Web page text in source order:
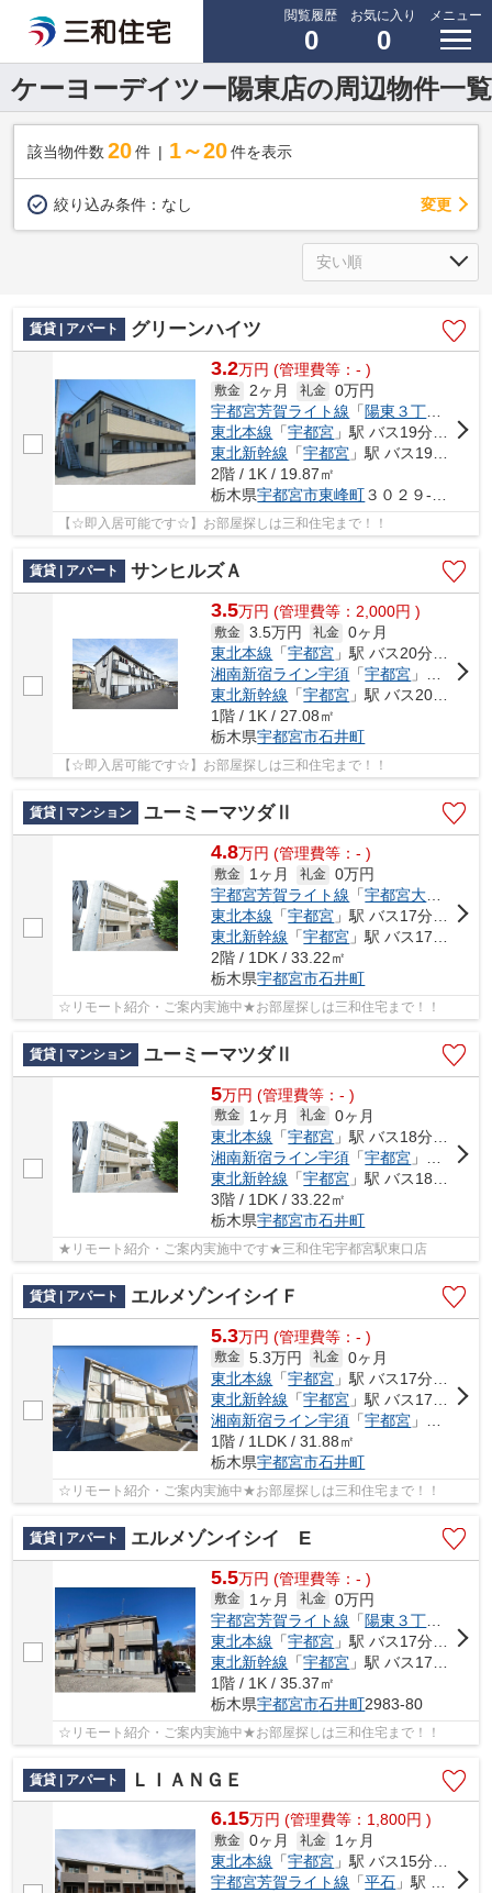
閲覧履歴
0
お気に入り
0
メニュー
ケーヨーデイツー陽東店の周辺物件一覧
該当物件数 20件 1～20 件を表示
絞り込み条件： なし 変更
賃貸 | アパート グリーンハイツ
3.2万円 (管理費等：- )
敷金 2ヶ月 礼金 0万円
宇都宮芳賀ライト線 「陽東３丁目
東北本線 「宇都宮 」駅 バス19分 「こえご」 停歩4分
東北新幹線 「宇都宮 」駅 バス19分 「こえご」 停歩4分
2階 / 1K / 19.87㎡
栃木県宇都宮市東峰町３０２９-１２８
【☆即入居可能です☆】お部屋探しは三和住宅まで！！
賃貸 | アパート サンヒルズＡ
3.5万円 (管理費等：2,000円 )
敷金 3.5万円 礼金 0ヶ月
東北本線 「宇都宮 」駅 バス20分 「岡新田」 停歩5分
湘南新宿ライン宇須 「宇都宮 」駅 バス20分 「岡新田」 停歩5分
東北新幹線 「宇都宮 」駅 バス20分 「岡新田」 停歩5分
1階 / 1K / 27.08㎡
栃木県宇都宮市石井町
【☆即入居可能です☆】お部屋探しは三和住宅まで！！
賃貸 | マンション ユーミーマツダⅡ
4.8万円 (管理費等：- )
敷金 1ヶ月 礼金 0万円
宇都宮芳賀ライト線 「宇都宮大学陽東キャンパス
東北本線 「宇都宮 」駅 バス17分 「工学部前（栃木県）」 停歩12分
東北新幹線 「宇都宮 」駅 バス17分 「工学部前（栃木県）」 停歩12分
2階 / 1DK / 33.22㎡
栃木県宇都宮市石井町
☆リモート紹介・ご案内実施中★お部屋探しは三和住宅まで！！
賃貸 | マンション ユーミーマツダⅡ
5万円 (管理費等：- )
敷金 1ヶ月 礼金 0ヶ月
東北本線 「宇都宮 」駅 バス18分 「月見ヶ丘児童公園前」 停歩6分
湘南新宿ライン宇須 「宇都宮 」駅 バス18分 「月見ヶ丘児童公園前」 停歩6分
東北新幹線 「宇都宮 」駅 バス18分 「月見ヶ丘児童公園前」 停歩6分
3階 / 1DK / 33.22㎡
栃木県宇都宮市石井町
★リモート紹介・ご案内実施中です★三和住宅宇都宮駅東口店
賃貸 | アパート エルメゾンイシイＦ
5.3万円 (管理費等：- )
敷金 5.3万円 礼金 0ヶ月
東北本線 「宇都宮 」駅 バス17分 「こえご」 停歩8分
東北新幹線 「宇都宮 」駅 バス17分 「こえご」 停歩8分
湘南新宿ライン宇須 「宇都宮 」駅 バス17分 「こえご」 停歩8分
1階 / 1LDK / 31.88㎡
栃木県宇都宮市石井町
☆リモート紹介・ご案内実施中★お部屋探しは三和住宅まで！！
賃貸 | アパート エルメゾンイシイ E
5.5万円 (管理費等：- )
敷金 1ヶ月 礼金 0万円
宇都宮芳賀ライト線 「陽東３丁目
東北本線 「宇都宮 」駅 バス17分 「こえご」 停歩8分
東北新幹線 「宇都宮 」駅 バス17分 「こえご」 停歩8分
1階 / 1K / 35.37㎡
栃木県宇都宮市石井町2983-80
☆リモート紹介・ご案内実施中★お部屋探しは三和住宅まで！！
賃貸 | アパート ＬＩＡＮＧＥ
6.15万円 (管理費等：1,800円 )
敷金 0ヶ月 礼金
1ヶ月
東北本線 「宇都宮 」駅 バス15分 「工学部前」 停歩12分
宇都宮芳賀ライト線 「平石 」駅 徒歩20分